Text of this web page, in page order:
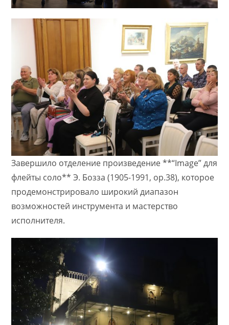
Завершило отделение произведение **“Image” для
флейты соло** Э. Бозза (1905-1991, оp.38), которое
продемонстрировало широкий диапазон
возможностей инструмента и мастерство
исполнителя.